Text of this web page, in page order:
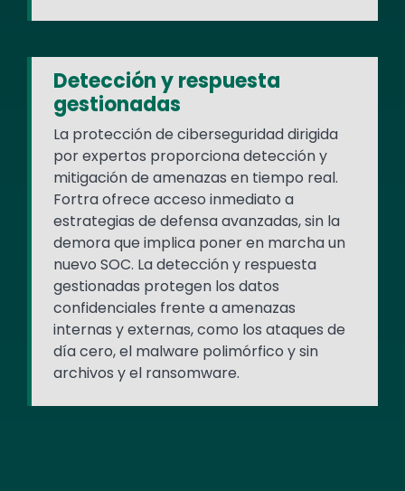
Detección y respuesta
gestionadas
La protección de ciberseguridad dirigida
por expertos proporciona detección y
mitigación de amenazas en tiempo real.
Fortra ofrece acceso inmediato a
estrategias de defensa avanzadas, sin la
demora que implica poner en marcha un
nuevo SOC. La detección y respuesta
gestionadas protegen los datos
confidenciales frente a amenazas
internas y externas, como los ataques de
día cero, el malware polimórfico y sin
archivos y el ransomware.